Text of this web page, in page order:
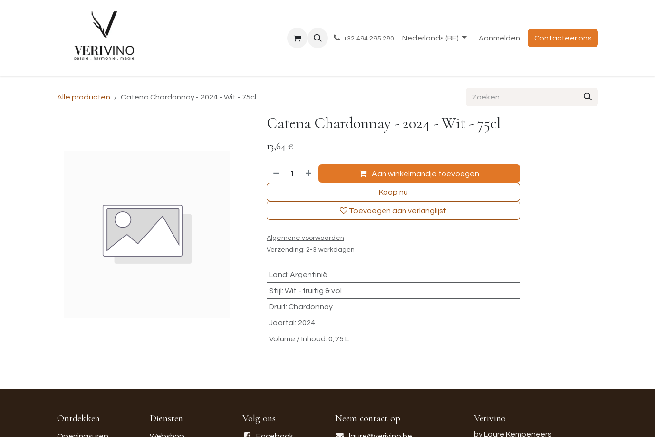
Evenementen Over ons Blog
+32 494 295 280 Nederlands (BE) Aanmelden Contacteer ons
Alle producten Catena Chardonnay - 2024 - Wit - 75cl
Catena Chardonnay - 2024 - Wit - 75cl
13,64 €
Aan winkelmandje toevoegen
Koop nu
Toevoegen aan verlanglijst
Algemene voorwaarden
Verzending: 2-3 werkdagen
Land: Argentinië
Stijl : Wit - fruitig & vol
Druif: Chardonnay
Jaartal : 2024
Volume / Inhoud: 0,75 L
Ontdekken Diensten Volg ons Neem contact op Verivino
by Laure Kempeneers